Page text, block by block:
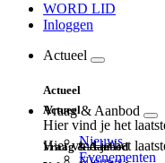
Top
navigation
WORD LID
Inloggen
navigation
Actueel
Actueel
Hier vind je het
Nieuws
Evenementen
Actueel
Hier vind je het
Vraag & Aanbod
Vraag & Aanbod